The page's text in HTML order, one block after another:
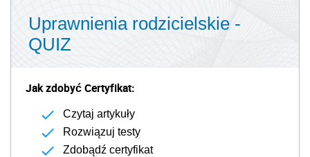
Uprawnienia rodzicielskie -
QUIZ
Jak zdobyć Certyfikat:
Czytaj artykuły
Rozwiązuj testy
Zdobądź certyfikat